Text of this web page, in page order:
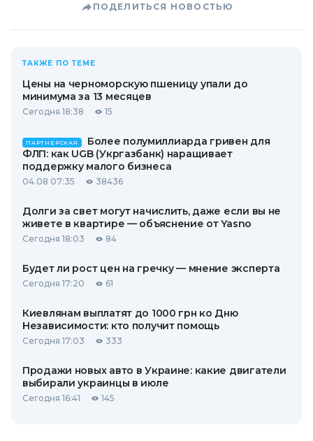
ПОДЕЛИТЬСЯ НОВОСТЬЮ
ТАКЖЕ ПО ТЕМЕ
Цены на черноморскую пшеницу упали до
минимума за 13 месяцев
Сегодня 18:38 15
ПАРТНЕРСКАЯ
Более полумиллиарда гривен для
ФЛП: как UGB (Укргазбанк) наращивает
поддержку малого бизнеса
04.08 07:35 38436
Долги за свет могут начислить, даже если вы не
живете в квартире — объяснение от Yasno
Сегодня 18:03 84
Будет ли рост цен на гречку — мнение эксперта
Сегодня 17:20 61
Киевлянам выплатят до 1000 грн ко Дню
Независимости: кто получит помощь
Сегодня 17:03 333
Продажи новых авто в Украине: какие двигатели
выбирали украинцы в июле
Сегодня 16:41 145